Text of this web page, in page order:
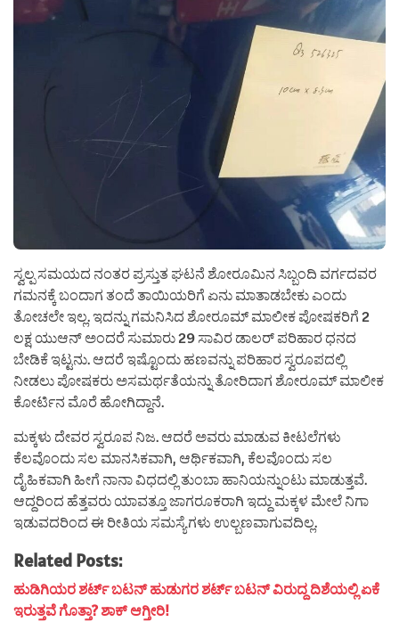
ಸ್ವಲ್ಪ ಸಮಯದ ನಂತರ ಪ್ರಸ್ತುತ ಘಟನೆ ಶೋರೂಮಿನ ಸಿಬ್ಬಂದಿ ವರ್ಗದವರ
ಗಮನಕ್ಕೆ ಬಂದಾಗ ತಂದೆ ತಾಯಿಯರಿಗೆ ಏನು ಮಾತಾಡಬೇಕು ಎಂದು
ತೋಚಲೇ ಇಲ್ಲ. ಇದನ್ನು ಗಮನಿಸಿದ ಶೋರೂಮ್ ಮಾಲೀಕ ಪೋಷಕರಿಗೆ 2
ಲಕ್ಷ ಯುಆನ್ ಅಂದರೆ ಸುಮಾರು 29 ಸಾವಿರ ಡಾಲರ್ ಪರಿಹಾರ ಧನದ
ಬೇಡಿಕೆ ಇಟ್ಟನು. ಆದರೆ ಇಷ್ಟೊಂದು ಹಣವನ್ನು ಪರಿಹಾರ ಸ್ವರೂಪದಲ್ಲಿ
ನೀಡಲು ಪೋಷಕರು ಅಸಮರ್ಥತೆಯನ್ನು ತೋರಿದಾಗ ಶೋರೂಮ್ ಮಾಲೀಕ
ಕೋರ್ಟಿನ ಮೊರೆ ಹೋಗಿದ್ದಾನೆ.
ಮಕ್ಕಳು ದೇವರ ಸ್ವರೂಪ ನಿಜ. ಆದರೆ ಅವರು ಮಾಡುವ ಕೀಟಲೆಗಳು
ಕೆಲವೊಂದು ಸಲ ಮಾನಸಿಕವಾಗಿ, ಆರ್ಥಿಕವಾಗಿ, ಕೆಲವೊಂದು ಸಲ
ದೈಹಿಕವಾಗಿ ಹೀಗೆ ನಾನಾ ವಿಧದಲ್ಲಿ ತುಂಬಾ ಹಾನಿಯನ್ನುಂಟು ಮಾಡುತ್ತವೆ.
ಆದ್ದರಿಂದ ಹೆತ್ತವರು ಯಾವತ್ತೂ ಜಾಗರೂಕರಾಗಿ ಇದ್ದು ಮಕ್ಕಳ ಮೇಲೆ ನಿಗಾ
ಇಡುವದರಿಂದ ಈ ರೀತಿಯ ಸಮಸ್ಯೆಗಳು ಉಲ್ಬಣವಾಗುವದಿಲ್ಲ.
Related Posts:
ಹುಡಿಗಿಯರ ಶರ್ಟ್ ಬಟನ್ ಹುಡುಗರ ಶರ್ಟ್ ಬಟನ್ ವಿರುದ್ದ ದಿಶೆಯಲ್ಲಿ ಏಕೆ
ಇರುತ್ತವೆ ಗೊತ್ತಾ? ಶಾಕ್ ಆಗ್ತೀರಿ!